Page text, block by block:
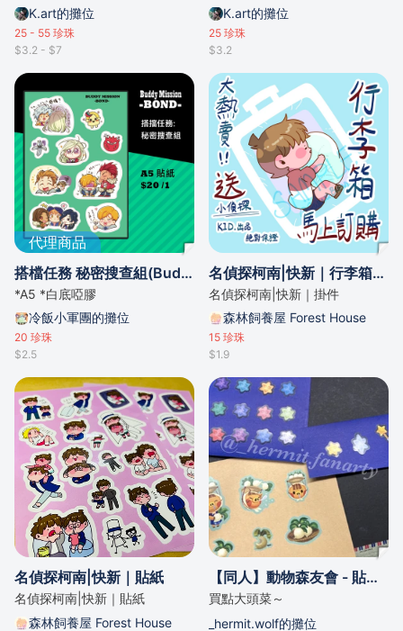
K.art的攤位
25 - 55 珍珠
$3.2 - $7
K.art的攤位
25 珍珠
$3.2
代理商品
搭檔任務 秘密搜查組(Buddy Mission BOND) - A5貼紙
*A5 *白底啞膠
冷飯小軍團的攤位
20 珍珠
$2.5
名偵探柯南|快新｜行李箱掛件
名偵探柯南|快新｜掛件
森林飼養屋 Forest House
15 珍珠
$1.9
名偵探柯南|快新｜貼紙
名偵探柯南|快新｜貼紙
森林飼養屋 Forest House
【同人】動物森友會 - 貼紙組合（星星、曹賣、星座碎片）
買點大頭菜～
_hermit.wolf的攤位